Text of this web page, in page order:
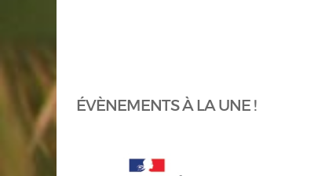
ÉVÈNEMENTS À LA UNE !